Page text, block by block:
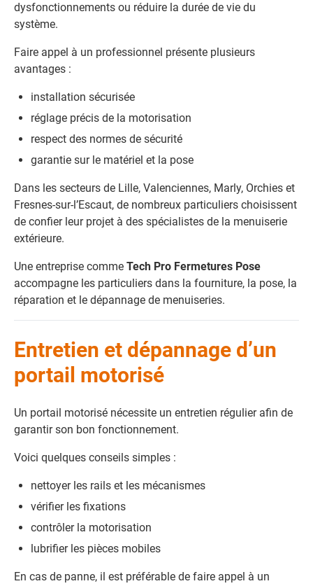
dysfonctionnements ou réduire la durée de vie du
système.
Faire appel à un professionnel présente plusieurs
avantages :
installation sécurisée
réglage précis de la motorisation
respect des normes de sécurité
garantie sur le matériel et la pose
Dans les secteurs de Lille, Valenciennes, Marly, Orchies et
Fresnes-sur-l’Escaut, de nombreux particuliers choisissent
de confier leur projet à des spécialistes de la menuiserie
extérieure.
Une entreprise comme Tech Pro Fermetures Pose
accompagne les particuliers dans la fourniture, la pose, la
réparation et le dépannage de menuiseries.
Entretien et dépannage d’un
portail motorisé
Un portail motorisé nécessite un entretien régulier afin de
garantir son bon fonctionnement.
Voici quelques conseils simples :
nettoyer les rails et les mécanismes
vérifier les fixations
contrôler la motorisation
lubrifier les pièces mobiles
En cas de panne, il est préférable de faire appel à un